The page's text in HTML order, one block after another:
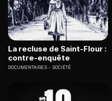
La recluse de Saint-Flour :
contre-enquête
DOCUMENTAIRES SOCIÉTÉ